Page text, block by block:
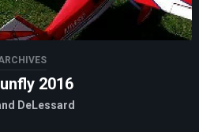
2016
DeLessard